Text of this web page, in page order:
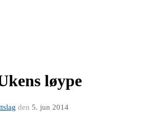
løype
den 5. jun 2014